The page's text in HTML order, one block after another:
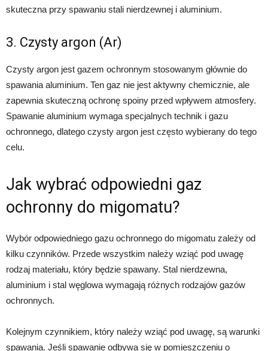
skuteczna przy spawaniu stali nierdzewnej i aluminium.
3. Czysty argon (Ar)
Czysty argon jest gazem ochronnym stosowanym głównie do
spawania aluminium. Ten gaz nie jest aktywny chemicznie, ale
zapewnia skuteczną ochronę spoiny przed wpływem atmosfery.
Spawanie aluminium wymaga specjalnych technik i gazu
ochronnego, dlatego czysty argon jest często wybierany do tego
celu.
Jak wybrać odpowiedni gaz
ochronny do migomatu?
Wybór odpowiedniego gazu ochronnego do migomatu zależy od
kilku czynników. Przede wszystkim należy wziąć pod uwagę
rodzaj materiału, który będzie spawany. Stal nierdzewna,
aluminium i stal węglowa wymagają różnych rodzajów gazów
ochronnych.
Kolejnym czynnikiem, który należy wziąć pod uwagę, są warunki
spawania. Jeśli spawanie odbywa się w pomieszczeniu o